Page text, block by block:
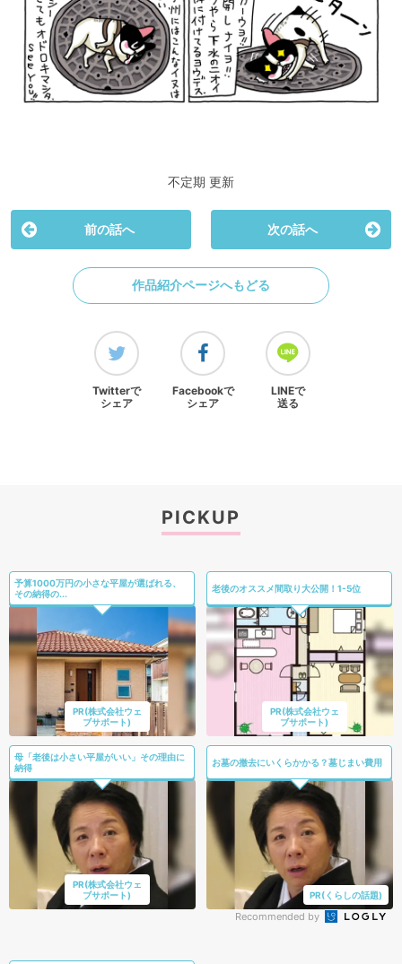
不定期 更新
前の話へ 次の話へ
作品紹介ページへもどる
Twitterで
シェア
Facebookで
シェア
LINEで
送る
PICKUP
予算1000万円の小さな平屋が選ばれる、
その納得の...
PR(株式会社ウェ
ブサポート)
老後のオススメ間取り大公開！1-5位
PR(株式会社ウェ
ブサポート)
母「老後は小さい平屋がいい」その理由に
納得
PR(株式会社ウェ
ブサポート)
お墓の撤去にいくらかかる？墓じまい費用
PR(くらしの話題)
Recommended by